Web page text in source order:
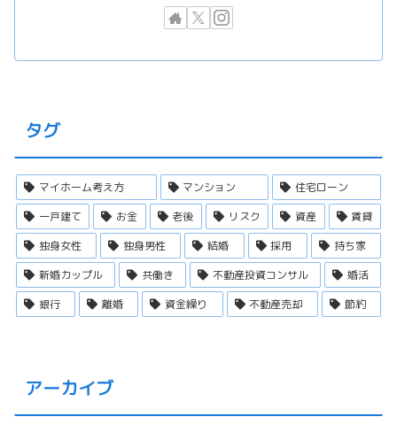
タグ
マイホーム考え方 マンション
住宅ローン
一戸建て
お金 老後 リスク 資産
賃貸
独身女性
独身男性 結婚 採用
持ち家
新婚カップル
共働き 不動産投資コンサル
婚活
銀行
離婚 資金繰り 不動産売却 節約
アーカイブ